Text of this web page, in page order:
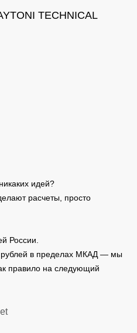
TECHNICAL
идей?
расчеты, просто
России.
рублей в пределах МКАД — мы
правило на следующий